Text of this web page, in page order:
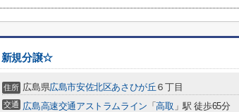
規分譲☆
住所 広島県広島市安佐北区あさひが丘 ６丁目
交通 広島高速交通アストラムライン 「高取 」駅 徒歩65分